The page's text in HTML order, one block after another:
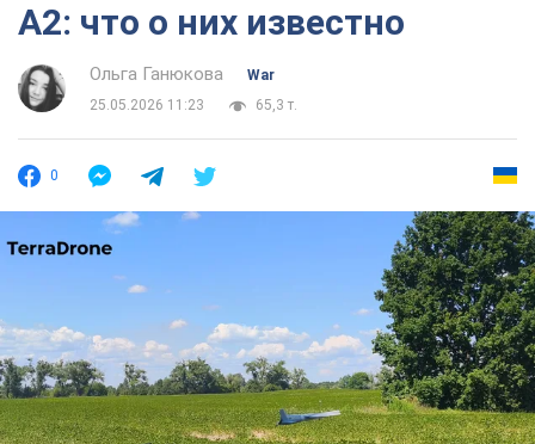
A2: что о них известно
Ольга Ганюкова
War
25.05.2026 11:23
65,3 т.
0